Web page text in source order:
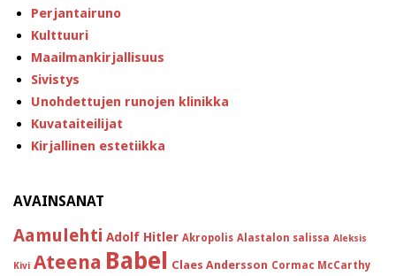
Perjantairuno
Kulttuuri
Maailmankirjallisuus
Sivistys
Unohdettujen runojen klinikka
Kuvataiteilijat
Kirjallinen estetiikka
AVAINSANAT
Aamulehti Adolf Hitler Akropolis Alastalon salissa Aleksis
Kivi Ateena Babel Claes Andersson Cormac McCarthy